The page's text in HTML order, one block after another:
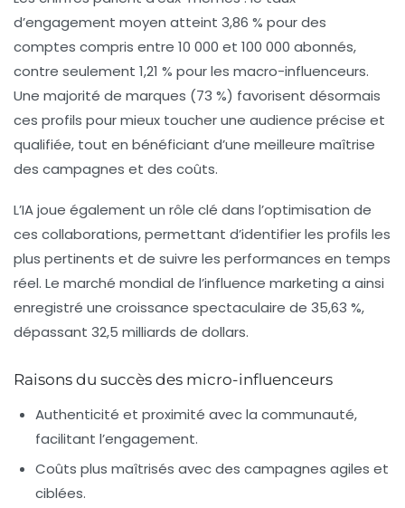
d’engagement moyen atteint 3,86 % pour des
comptes compris entre 10 000 et 100 000 abonnés,
contre seulement 1,21 % pour les macro-influenceurs.
Une majorité de marques (73 %) favorisent désormais
ces profils pour mieux toucher une audience précise et
qualifiée, tout en bénéficiant d’une meilleure maîtrise
des campagnes et des coûts.
L’IA joue également un rôle clé dans l’optimisation de
ces collaborations, permettant d’identifier les profils les
plus pertinents et de suivre les performances en temps
réel. Le marché mondial de l’influence marketing a ainsi
enregistré une croissance spectaculaire de 35,63 %,
dépassant 32,5 milliards de dollars.
Raisons du succès des micro-influenceurs
Authenticité et proximité avec la communauté,
facilitant l’engagement.
Coûts plus maîtrisés avec des campagnes agiles et
ciblées.